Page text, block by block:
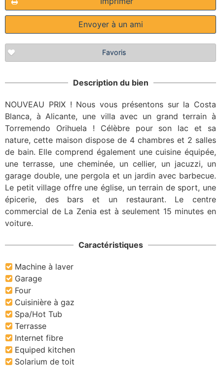
Envoyer à un ami
Favoris
Description du bien
NOUVEAU PRIX ! Nous vous présentons sur la Costa
Blanca, à Alicante, une villa avec un grand terrain à
Torremendo Orihuela ! Célèbre pour son lac et sa
nature, cette maison dispose de 4 chambres et 2 salles
de bain. Elle comprend également une cuisine équipée,
une terrasse, une cheminée, un cellier, un jacuzzi, un
garage double, une pergola et un jardin avec barbecue.
Le petit village offre une église, un terrain de sport, une
épicerie, des bars et un restaurant. Le centre
commercial de La Zenia est à seulement 15 minutes en
voiture.
Caractéristiques
Machine à laver
Garage
Four
Cuisinière à gaz
Spa/Hot Tub
Terrasse
Internet fibre
Equiped kitchen
Solarium de toit